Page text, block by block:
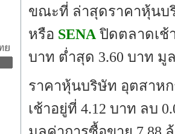
ขณะที่ ล่าสุดราคาหุ้นบ
หรือ SENA ปิดตลาดเช้
บาท ต่ำสุด 3.60 บาท มู
ราคาหุ้นบริษัท อุตสาห
เช้าอยู่ที่ 4.12 บาท ลบ